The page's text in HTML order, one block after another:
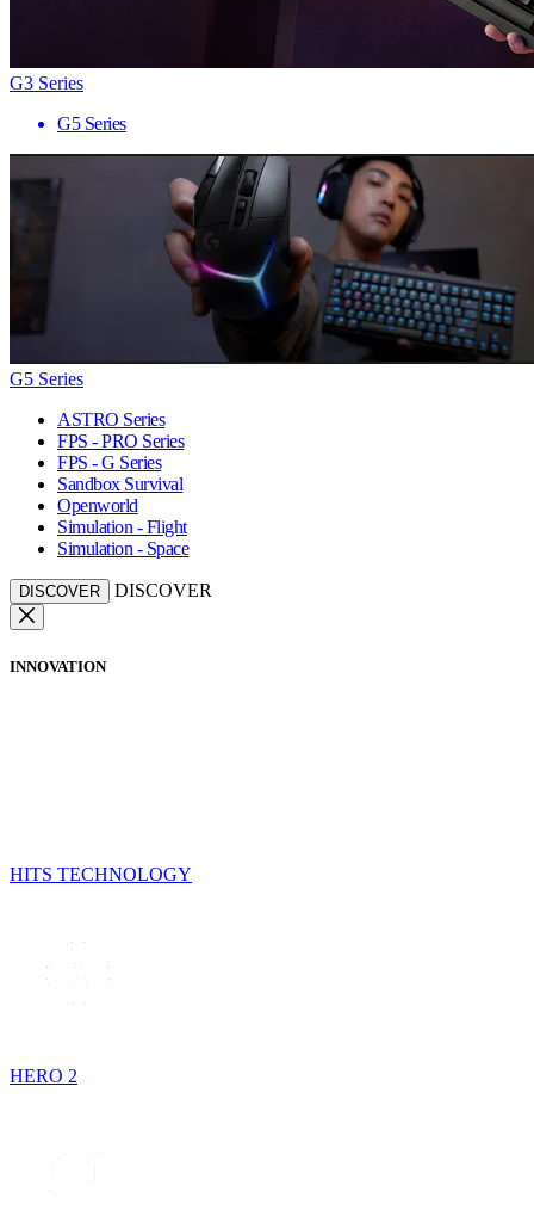
G3 Series
G5 Series
G5 Series
ASTRO Series
FPS - PRO Series
FPS - G Series
Sandbox Survival
Openworld
Simulation - Flight
Simulation - Space
DISCOVER DISCOVER
INNOVATION
HITS TECHNOLOGY
HERO 2